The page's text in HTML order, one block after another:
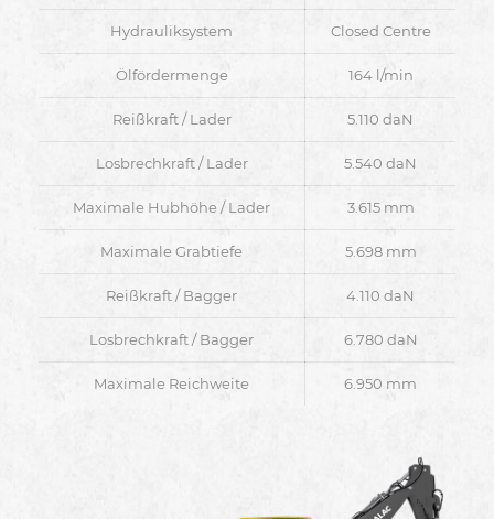
Hydrauliksystem Closed Centre
Ölfördermenge 164 l/min
Reißkraft / Lader 5.110 daN
Losbrechkraft / Lader 5.540 daN
Maximale Hubhöhe / Lader 3.615 mm
Maximale Grabtiefe 5.698 mm
Reißkraft / Bagger 4.110 daN
Losbrechkraft / Bagger 6.780 daN
Maximale Reichweite 6.950 mm